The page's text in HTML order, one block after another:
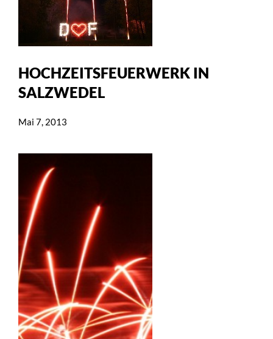
HOCHZEITSFEUERWERK IN
SALZWEDEL
Mai 7, 2013